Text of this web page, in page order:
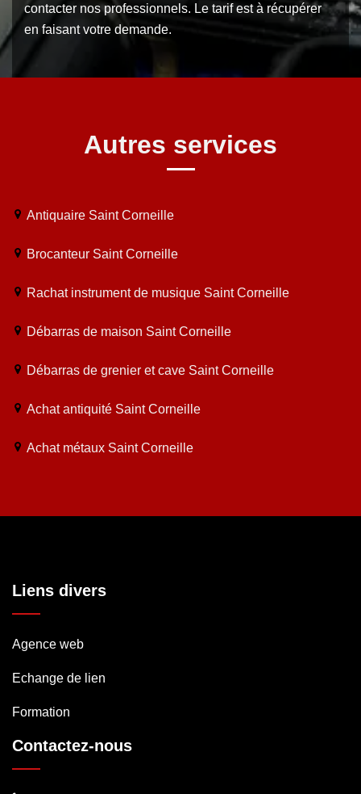
contacter nos professionnels. Le tarif est à récupérer
en faisant votre demande.
Autres services
Antiquaire Saint Corneille
Brocanteur Saint Corneille
Rachat instrument de musique Saint Corneille
Débarras de maison Saint Corneille
Débarras de grenier et cave Saint Corneille
Achat antiquité Saint Corneille
Achat métaux Saint Corneille
Liens divers
Agence web
Echange de lien
Formation
Contactez-nous